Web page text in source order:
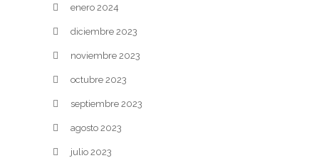
enero 2024
diciembre 2023
noviembre 2023
octubre 2023
septiembre 2023
agosto 2023
julio 2023